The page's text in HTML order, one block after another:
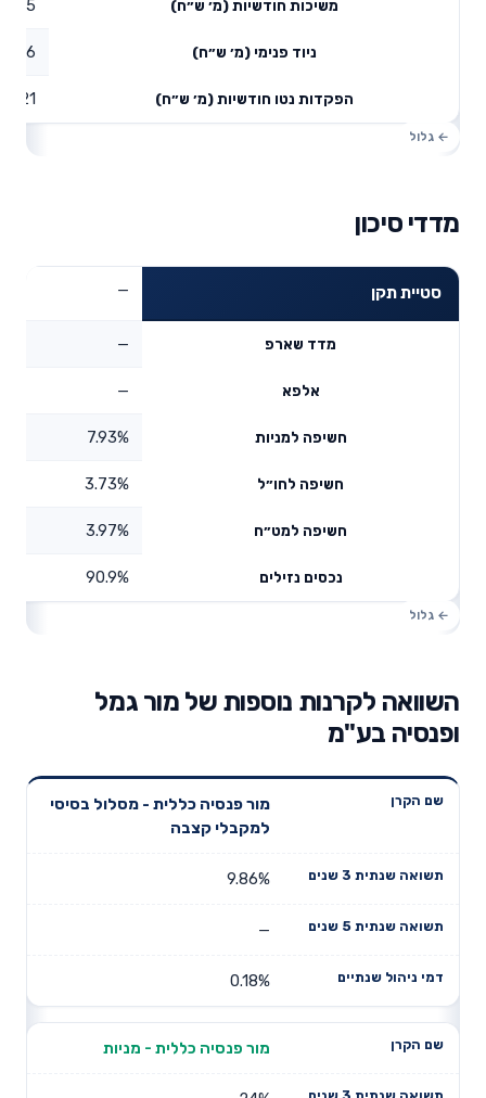
משיכות חודשיות (מ׳ ש״ח) 0.05
ניוד פנימי (מ׳ ש״ח) 3.26
הפקדות נטו חודשיות (מ׳ ש״ח) 3.21
מדדי סיכון
סטיית תקן —
מדד שארפ —
אלפא —
חשיפה למניות 7.93%
חשיפה לחו״ל 3.73%
חשיפה למט״ח 3.97%
נכסים נזילים 90.9%
השוואה לקרנות נוספות של מור גמל
ופנסיה בע"מ
שנתית 3
תשואה
דמי ניהול
מור פנסיה כללית - מסלול בסיסי
למקבלי קצבה
9.86%
—
0.18%
מור פנסיה כללית - מניות